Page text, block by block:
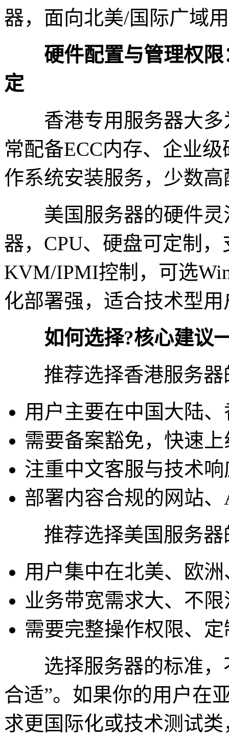
器，面向北美/国际广域
硬件配置与管理权限
定
香港专用服务器大多
常配备ECC内存、企业
作系统安装服务，少数
美国服务器的硬件灵
器，CPU、硬盘可定制
KVM/IPMI控制，可选
化部署强，适合技术型用
如何选择?核心建议
推荐选择香港服务器
用户主要在中国大陆
需要备案豁免，快速
注重中文客服与技术
部署内容合规的网站
推荐选择美国服务器
用户集中在北美、欧
业务带宽需求大、不
需要完整操作权限、
选择服务器的标准，
合适”。如果你的用户在
求更国际化或技术测试